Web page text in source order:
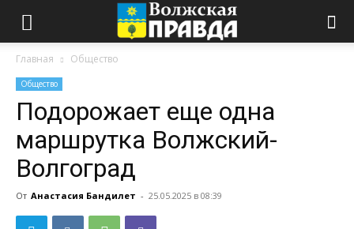
Главная Общество
Общество
Подорожает еще одна
маршрутка Волжский-
Волгоград
От Анастасия Бандилет - 25.05.2025 в 08:39